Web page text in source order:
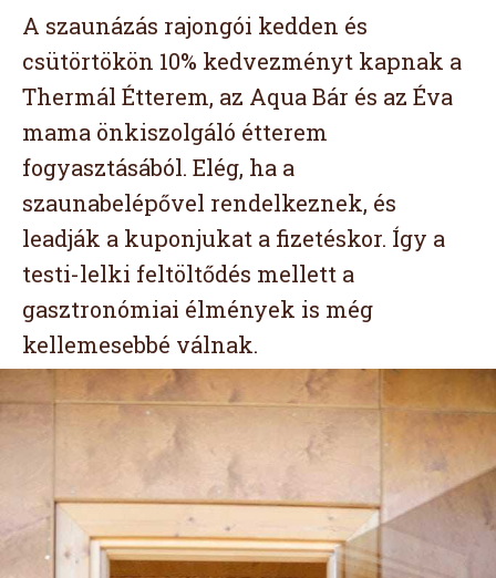
A szaunázás rajongói kedden és
csütörtökön 10% kedvezményt kapnak a
Thermál Étterem, az Aqua Bár és az Éva
mama önkiszolgáló étterem
fogyasztásából. Elég, ha a
szaunabelépővel rendelkeznek, és
leadják a kuponjukat a fizetéskor. Így a
testi-lelki feltöltődés mellett a
gasztronómiai élmények is még
kellemesebbé válnak.